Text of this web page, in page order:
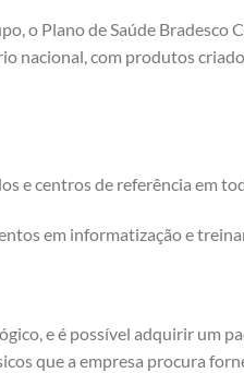
o Plano de Saúde Bradesco
nacional, com produtos
e centros de referência em
em informatização e
e é possível adquirir um
que a empresa procura